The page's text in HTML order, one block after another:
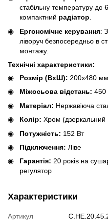
стабільну температуру
компактний радіатор
Ергономічне керування:
ліворуч безпосередньо в
монтажу.
Технічні характеристики:
Розмір (ВхШ): 200х480 мм
Міжосьова відстань:
Матеріал: Нержавіюча
Колір: Хром (дзеркальний
Потужність: 152 Вт
Підключення: Ліве
Гарантія: 20 років на
регулятор
Характеристики
Артикул